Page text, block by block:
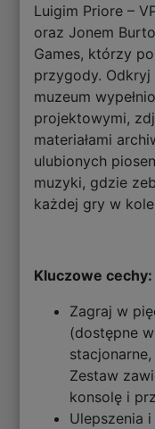
Luigim Priore –
oraz Jonem
Games, którzy
przygody. Odkryj
muzeum
projektowymi,
materiałami
ulubionych
muzyki, gdzie
każdej gry w
Kluczowe cechy:
Zagraj w
(dostępne
Zestaw
konsolę i
Ulepszenia